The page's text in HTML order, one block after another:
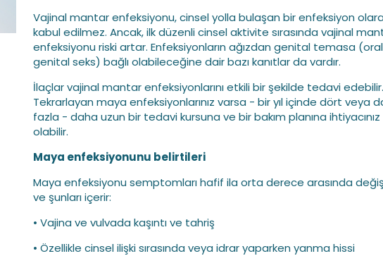
Vajinal mantar enfeksiyonu, cinsel yolla bulaşan bir enfeksiyon
kabul edilmez. Ancak, ilk düzenli cinsel aktivite sırasında vajinal
enfeksiyonu riski artar. Enfeksiyonların ağızdan genital temasa
genital seks) bağlı olabileceğine dair bazı kanıtlar da vardır.
İlaçlar vajinal mantar enfeksiyonlarını etkili bir şekilde tedavi edebilir.
Tekrarlayan maya enfeksiyonlarınız varsa - bir yıl içinde dört veya
fazla - daha uzun bir tedavi kursuna ve bir bakım planına ihtiyacınız
olabilir.
Maya enfeksiyonunu belirtileri
Maya enfeksiyonu semptomları hafif ila orta derece arasında
ve şunları içerir:
• Vajina ve vulvada kaşıntı ve tahriş
• Özellikle cinsel ilişki sırasında veya idrar yaparken yanma hissi